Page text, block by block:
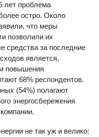
лет проблема
остро. Около
что меры
позволили их
средства за последние
является,
повышения
68% респондентов.
(54%) полагают
энергосбережения
не так уж и велико: